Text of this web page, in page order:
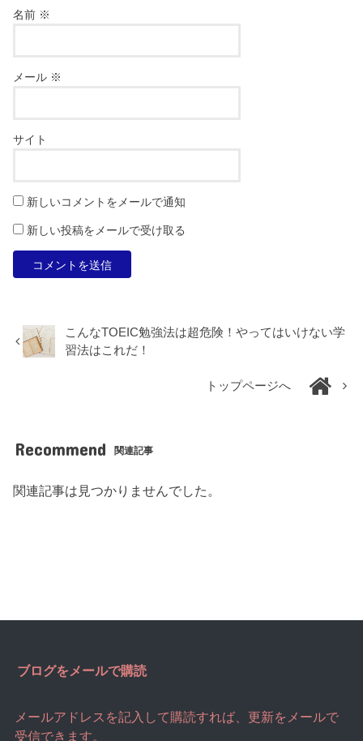
名前 ※
メール ※
サイト
新しいコメントをメールで通知
新しい投稿をメールで受け取る
こんなTOEIC勉強法は超危険！やってはいけない学
習法はこれだ！
トップページへ
Recommend 関連記事
関連記事は見つかりませんでした。
ブログをメールで購読
メールアドレスを記入して購読すれば、更新をメールで
受信できます。